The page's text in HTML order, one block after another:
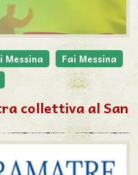
Messina
Fai Messina
collettiva al San